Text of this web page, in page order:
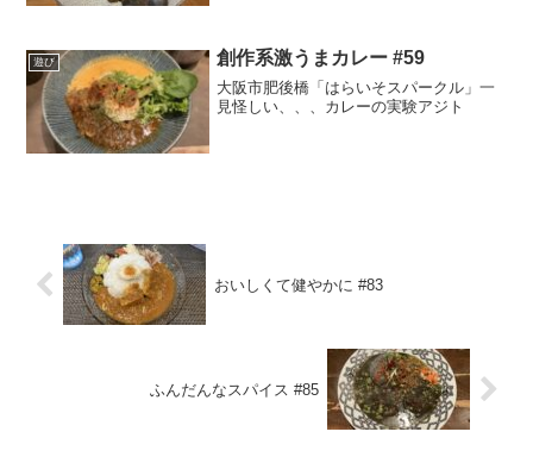
遊び 創作系激うまカレー #59
大阪市肥後橋「はらいそスパークル」一
見怪しい、、、カレーの実験アジト
おいしくて健やかに #83
ふんだんなスパイス #85